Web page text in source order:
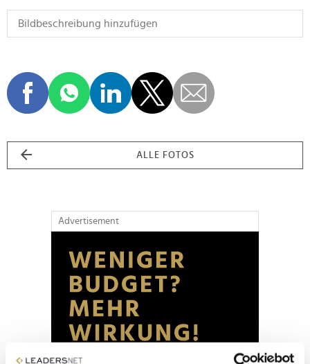
ALLE FOTOS
Advertisement